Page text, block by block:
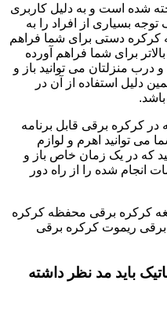
شده است و به دلیل کاربری
بسیاری از افراد را به
کرکره دستی برای شما فراهم
برای شما فراهم آورده
منزلتان می توانید باز و
دلیل استفاده از آن در
در کرکره برقی قابل برنامه
توانید اهرم و لوازم
که در یک زمان خاص باز و
انجام شده را از راه دور
کرکره برقی محفظه کرکره
ریموت کرکره برقی
باید مد نظر داشته